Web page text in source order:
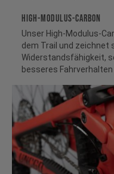
HIGH-MODULUS-CARBON
Unser High-Modulus-
dem Trail und zeichnet
Widerstandsfähigkeit,
besseres Fahrverhalten